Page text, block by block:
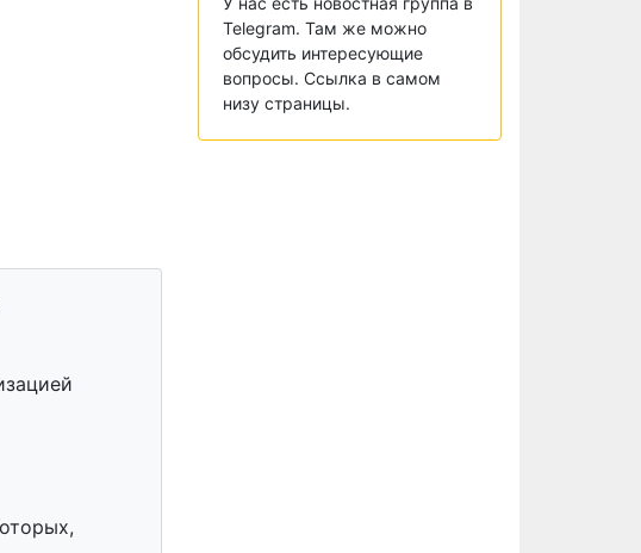
Telegram. Там же можно
обсудить интересующие
вопросы. Ссылка в самом
низу страницы.